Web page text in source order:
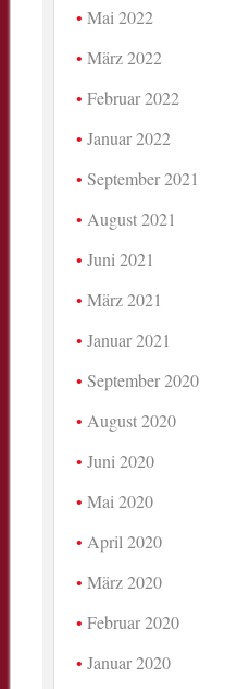
Mai 2022
März 2022
Februar 2022
Januar 2022
September 2021
August 2021
Juni 2021
März 2021
Januar 2021
September 2020
August 2020
Juni 2020
Mai 2020
April 2020
März 2020
Februar 2020
Januar 2020